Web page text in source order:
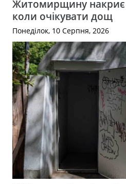
Житомирщину накриє
коли очікувати дощ
Понеділок, 10 Серпня, 2026